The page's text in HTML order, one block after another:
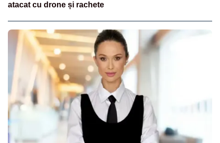
atacat cu drone și rachete